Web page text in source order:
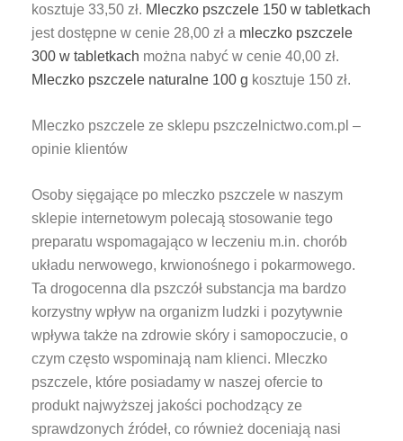
kosztuje 33,50 zł. Mleczko pszczele 150 w tabletkach
jest dostępne w cenie 28,00 zł a mleczko pszczele
300 w tabletkach można nabyć w cenie 40,00 zł.
Mleczko pszczele naturalne 100 g kosztuje 150 zł.
Mleczko pszczele ze sklepu pszczelnictwo.com.pl –
opinie klientów
Osoby sięgające po mleczko pszczele w naszym
sklepie internetowym polecają stosowanie tego
preparatu wspomagająco w leczeniu m.in. chorób
układu nerwowego, krwionośnego i pokarmowego.
Ta drogocenna dla pszczół substancja ma bardzo
korzystny wpływ na organizm ludzki i pozytywnie
wpływa także na zdrowie skóry i samopoczucie, o
czym często wspominają nam klienci. Mleczko
pszczele, które posiadamy w naszej ofercie to
produkt najwyższej jakości pochodzący ze
sprawdzonych źródeł, co również doceniają nasi